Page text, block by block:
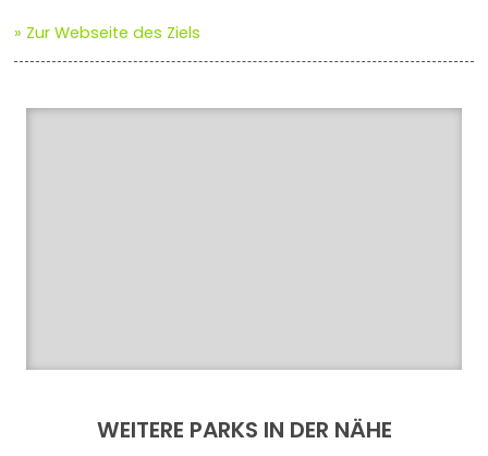
» Zur Webseite des Ziels
WEITERE PARKS IN DER NÄHE